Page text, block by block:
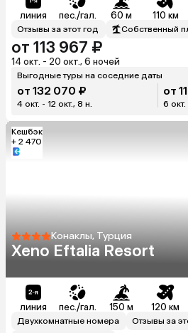
линия пес./гал. 60 м 110 км
Отзывы за этот год Собственный
от 113 967 ₽
14 окт. - 20 окт., 6 ночей
Выгодные туры на соседние даты
от 132 070 ₽
4 окт. - 12 окт., 8 н.
от
6 окт.
Кешбэк
+ 2 470
Конаклы, Турция
Xeno Eftalia Resort
линия пес./гал. 150 м 120 км
Двухкомнатные номера
Отзывы за